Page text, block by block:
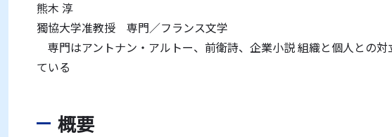
熊木 淳
獨協大学准教授 専門／フランス文学
専門はアントナン・アルトー、前衛詩、企業小説 組織と個人との
ている
概要